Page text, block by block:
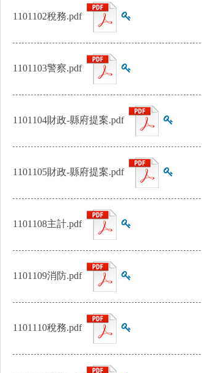
1101102稅務.pdf
1101103警察.pdf
1101104財政-縣府提案.pdf
1101105財政-縣府提案.pdf
1101108主計.pdf
1101109消防.pdf
1101110稅務.pdf